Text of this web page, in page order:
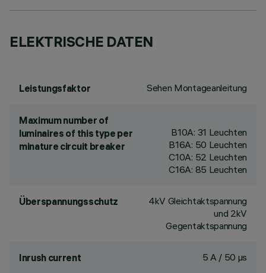
ELEKTRISCHE DATEN
Leistungsfaktor Sehen Montageanleitung
Maximum number of
luminaires of this type per
minature circuit breaker
B10A: 31 Leuchten
B16A: 50 Leuchten
C10A: 52 Leuchten
C16A: 85 Leuchten
Überspannungsschutz
4kV Gleichtaktspannung
und 2kV
Gegentaktspannung
Inrush current 5 A / 50 µs